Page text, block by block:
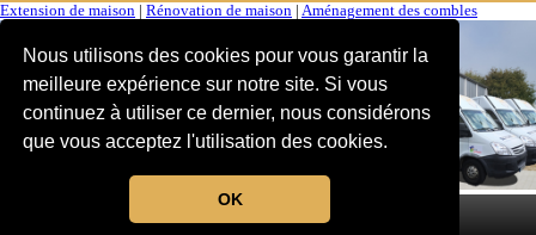
Nous utilisons des cookies pour vous garantir la
meilleure expérience sur notre site. Si vous
continuez à utiliser ce dernier, nous considérons
que vous acceptez l'utilisation des cookies.
OK
Extension de maison Rénovation de maison Aménagement des combles
MENU